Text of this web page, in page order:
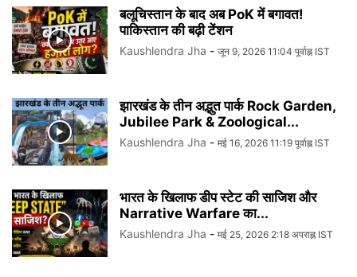
बलूचिस्तान के बाद अब PoK में बगावत!
पाकिस्तान की बढ़ी टेंशन
Kaushlendra Jha - जून 9, 2026 11:04 पूर्वाह्न IST
झारखंड के तीन अद्भुत पार्क Rock Garden,
Jubilee Park & Zoological...
Kaushlendra Jha - मई 16, 2026 11:19 पूर्वाह्न IST
भारत के खिलाफ डीप स्टेट की साजिश और
Narrative Warfare का...
Kaushlendra Jha - मई 25, 2026 2:18 अपराह्न IST